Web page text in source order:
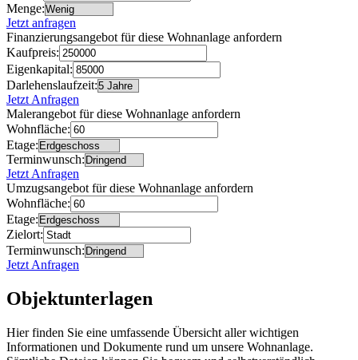
Menge:
Jetzt anfragen
Finanzierungsangebot für diese Wohnanlage anfordern
Kaufpreis:
Eigenkapital:
Darlehenslaufzeit:
Jetzt Anfragen
Malerangebot für diese Wohnanlage anfordern
Wohnfläche:
Etage:
Terminwunsch:
Jetzt Anfragen
Umzugsangebot für diese Wohnanlage anfordern
Wohnfläche:
Etage:
Zielort:
Terminwunsch:
Jetzt Anfragen
Objektunterlagen
Hier finden Sie eine umfassende Übersicht aller wichtigen
Informationen und Dokumente rund um unsere Wohnanlage.